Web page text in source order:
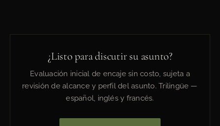
¿Listo para discutir su asunto?
Evaluación inicial de encaje sin costo, sujeta a
revisión de alcance y perfil del asunto. Trilingüe —
español, inglés y francés.